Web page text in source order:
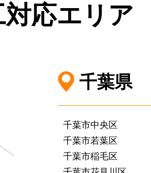
応エリア
千葉県
千葉市中央区
千葉市若葉区
千葉市稲毛区